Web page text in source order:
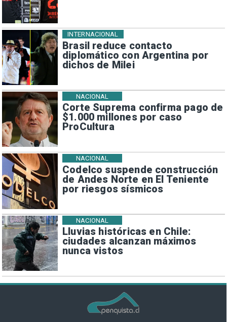
Brasil reduce contacto
diplomático con Argentina por
dichos de Milei
INTERNACIONAL
Corte Suprema confirma pago de
$1.000 millones por caso
ProCultura
NACIONAL
Codelco suspende construcción
de Andes Norte en El Teniente
por riesgos sísmicos
NACIONAL
Lluvias históricas en Chile:
ciudades alcanzan máximos
nunca vistos
NACIONAL